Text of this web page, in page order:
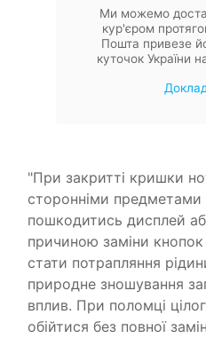
Ми можемо
кур'єром
Пошта привезе
куточок України
"При закритті кришки
сторонніми предметами
пошкодитись дисплей
причиною заміни
стати потрапляння
природне зношування
вплив. При поломці
обійтися без повної